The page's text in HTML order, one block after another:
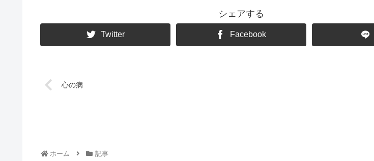
シェアする
Twitter Facebook
心の病
ホーム 記事